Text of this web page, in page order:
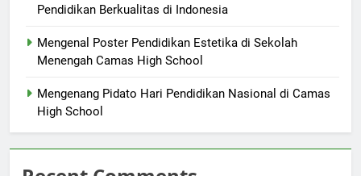
Pendidikan Berkualitas di Indonesia
Mengenal Poster Pendidikan Estetika di Sekolah
Menengah Camas High School
Mengenang Pidato Hari Pendidikan Nasional di Camas
High School